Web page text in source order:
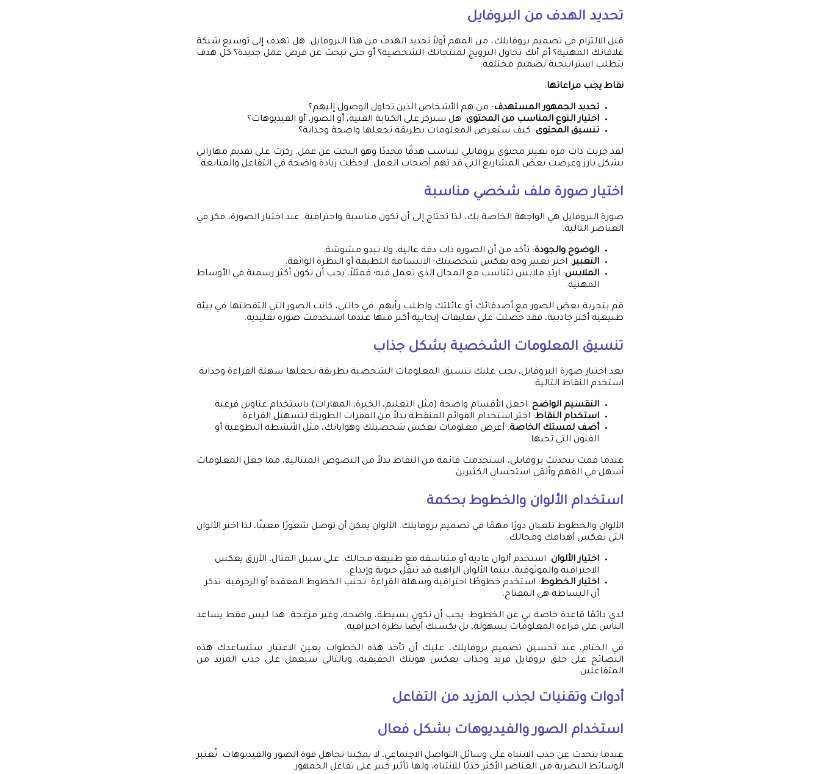
تحديد الهدف من البروفايل
قبل الالتزام في تصميم بروفايلك، من المهم أولاً تحديد الهدف من هذا البروفايل. هل تهدف إلى توسيع شبكة
علاقاتك المهنية؟ أم أنك تحاول الترويج لمنتجاتك الشخصية؟ أو حتى تبحث عن فرص عمل جديدة؟ كل هدف
يتطلب استراتيجية تصميم مختلفة.
نقاط يجب مراعاتها:
تحديد الجمهور المستهدف: من هم الأشخاص الذين تحاول الوصول إليهم؟
اختيار النوع المناسب من المحتوى: هل ستركز على الكتابة الفنية، أو الصور، أو الفيديوهات؟
تنسيق المحتوى: كيف ستعرض المعلومات بطريقة تجعلها واضحة وجذابة؟
لقد جربت ذات مرة تغيير محتوى بروفايلي ليناسب هدفًا محددًا وهو البحث عن عمل. ركزت على تقديم مهاراتي
بشكل بارز وعرضت بعض المشاريع التي قد تهم أصحاب العمل. لاحظت زيادة واضحة في التفاعل والمتابعة.
اختيار صورة ملف شخصي مناسبة
صورة البروفايل هي الواجهة الخاصة بك، لذا تحتاج إلى أن تكون مناسبة واحترافية. عند اختيار الصورة، فكر في
العناصر التالية:
الوضوح والجودة: تأكد من أن الصورة ذات دقة عالية، ولا تبدو مشوشة.
التعبير: اختر تعبير وجه يعكس شخصيتك؛ الابتسامة اللطيفة أو النظرة الواثقة.
الملابس: ارتدِ ملابس تتناسب مع المجال الذي تعمل فيه؛ فمثلاً، يجب أن تكون أكثر رسمية في الأوساط
المهنية.
قم بتجربة بعض الصور مع أصدقائك أو عائلتك واطلب رأيهم. في حالتي، كانت الصور التي التقطتها في بيئة
طبيعية أكثر جاذبية، فقد حصلت على تعليقات إيجابية أكثر منها عندما استخدمت صورة تقليدية.
تنسيق المعلومات الشخصية بشكل جذاب
بعد اختيار صورة البروفايل، يجب عليك تنسيق المعلومات الشخصية بطريقة تجعلها سهلة القراءة وجذابة.
استخدم النقاط التالية:
التقسيم الواضح: اجعل الأقسام واضحة (مثل التعليم، الخبرة، المهارات) باستخدام عناوين فرعية.
استخدام النقاط: اختر استخدام القوائم المنقطة بدلاً من الفقرات الطويلة لتسهيل القراءة.
أضف لمستك الخاصة: أعرض معلومات تعكس شخصيتك وهواياتك، مثل الأنشطة التطوعية أو
الفنون التي تحبها.
عندما قمت بتحديث بروفايلي، استخدمت قائمة من النقاط بدلاً من النصوص المتتالية، مما جعل المعلومات
أسهل في الفهم وألقى استحسان الكثيرين.
استخدام الألوان والخطوط بحكمة
الألوان والخطوط تلعبان دورًا مهمًا في تصميم بروفايلك. الألوان يمكن أن توصل شعورًا معينًا، لذا اختر الألوان
التي تعكس أهدافك ومجالك.
اختيار الألوان: استخدم ألوان عادية أو متناسقة مع طبيعة مجالك. على سبيل المثال، الأزرق يعكس
الاحترافية والموثوقية، بينما الألوان الزاهية قد تنقل حيوية وإبداع.
اختيار الخطوط: استخدم خطوطًا احترافية وسهلة القراءة. تجنب الخطوط المعقدة أو الزخرفية. تذكر
أن البساطة هي المفتاح.
لدي دائمًا قاعدة خاصة بي عن الخطوط: يجب أن تكون بسيطة، واضحة، وغير مزعجة. هذا ليس فقط يساعد
الناس على قراءة المعلومات بسهولة، بل يكسبك أيضًا نظرة احترافية.
في الختام، عند تحسين تصميم بروفايلك، عليك أن تأخذ هذه الخطوات بعين الاعتبار. ستساعدك هذه
النصائح على خلق بروفايل فريد وجذاب يعكس هويتك الحقيقية، وبالتالي سيعمل على جذب المزيد من
المتفاعلين.
أدوات وتقنيات لجذب المزيد من التفاعل
استخدام الصور والفيديوهات بشكل فعال
عندما نتحدث عن جذب الانتباه على وسائل التواصل الاجتماعي، لا يمكننا تجاهل قوة الصور والفيديوهات. تُعتبر
الوسائط البصرية من العناصر الأكثر جذبًا للانتباه، ولها تأثير كبير على تفاعل الجمهور.